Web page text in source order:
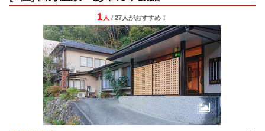
1 人 / 27人がおすすめ！